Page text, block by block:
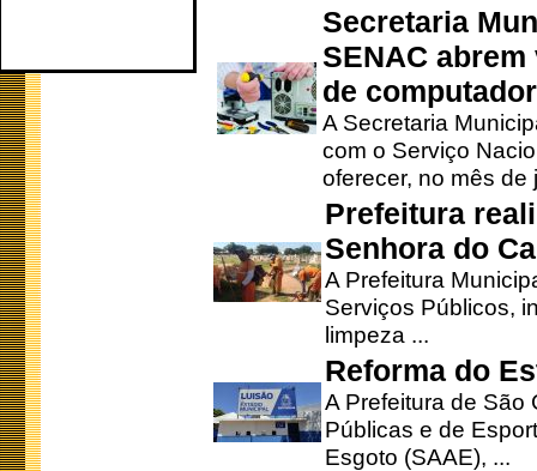
Secretaria
SENAC
de
A Secretaria
com o Serviço
oferecer, no mês de
Prefeitura
Senhora do
A Prefeitura
Serviços Públicos,
limpeza ...
Reforma do
A Prefeitura de São
Públicas e de
Esgoto (SAAE), ...